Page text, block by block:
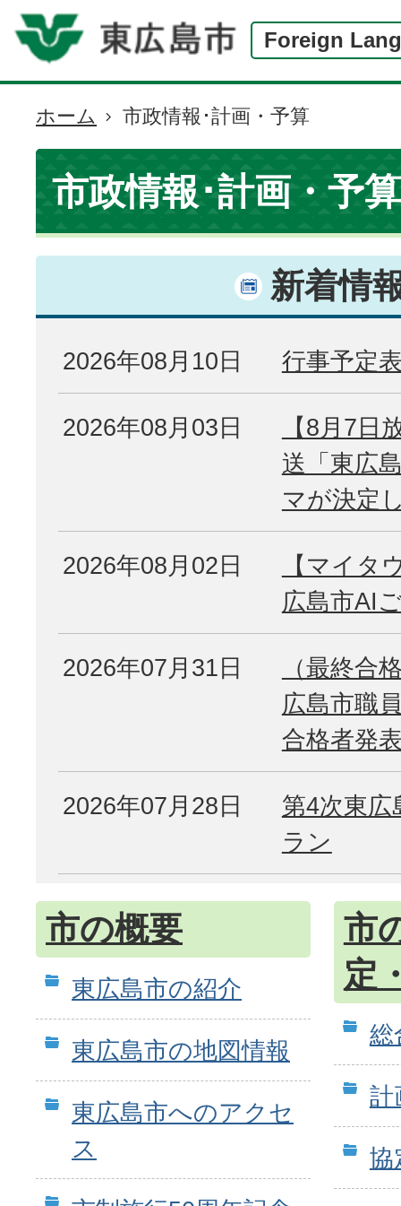
Foreign
現
在
の
位
置
ホーム 市政情報･計画・予算
市政情報･計画・予算
新着情
2026年08月10日 行事予定
2026年08月03日
【8月7日
送「東広
マが決定
2026年08月02日
【マイタ
広島市AI
2026年07月31日
（最終合
広島市職
合格者発
2026年07月28日
第4次東広
ラン
市の概要
東広島市の紹介
東広島市の地図情報
東広島市へのアクセ
ス
市
定
総
計
協